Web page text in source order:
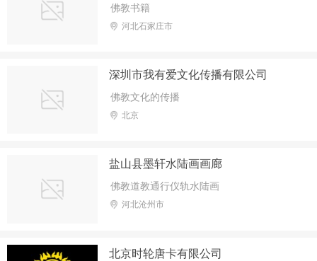
佛教书籍
河北石家庄市
深圳市我有爱文化传播有限公司
佛教文化的传播
北京
盐山县墨轩水陆画画廊
佛教道教通行仪轨水陆画
河北沧州市
北京时轮唐卡有限公司